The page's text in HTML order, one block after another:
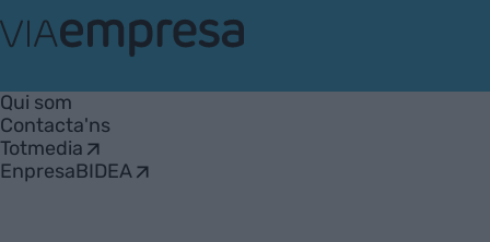
Empresa
Qui som
Contacta'ns
Totmedia
EnpresaBIDEA